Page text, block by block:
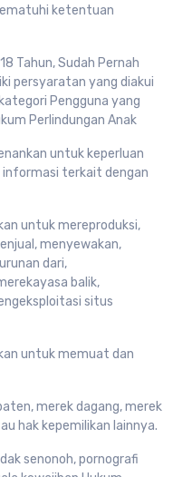
ketentuan
Tahun, Sudah Pernah
persyaratan yang diakui
Pengguna yang
Perlindungan Anak
untuk keperluan
informasi terkait dengan
untuk mereproduksi,
menyewakan,
dari,
balik,
situs
untuk memuat dan
merek dagang, merek
hak kepemilikan lainnya.
senonoh, pornografi